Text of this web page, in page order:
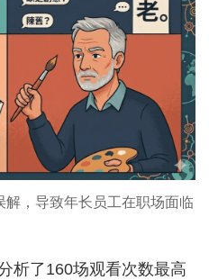
，导致年长员工在职场面临
析了160场观看次数最高